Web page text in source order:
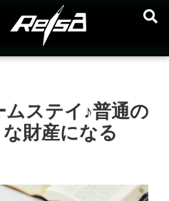
ステイ♪普通の
財産になる